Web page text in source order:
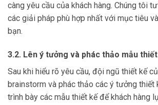
càng yêu cầu của khách hàng. Chúng tôi
các giải pháp phù hợp nhất với mục tiêu
bạn.
3.2. Lên ý tưởng và phác thảo mẫu
Sau khi hiểu rõ yêu cầu, đội ngũ thiết kế
brainstorm và phác thảo các ý tưởng thiết
trình bày các mẫu thiết kế để khách hàng